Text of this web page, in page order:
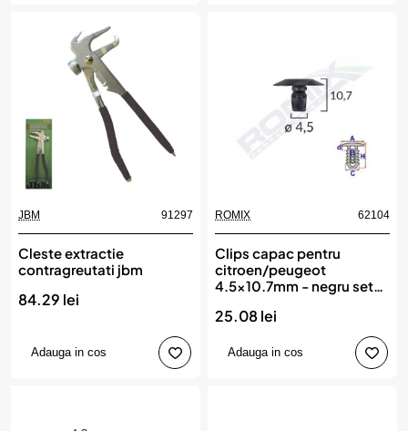
JBM 91297
Cleste extractie
contragreutati jbm
84.29 lei
Adauga in cos
ROMIX 62104
Clips capac pentru
citroen/peugeot
4.5x10.7mm - negru set
25.08 lei
Adauga in cos